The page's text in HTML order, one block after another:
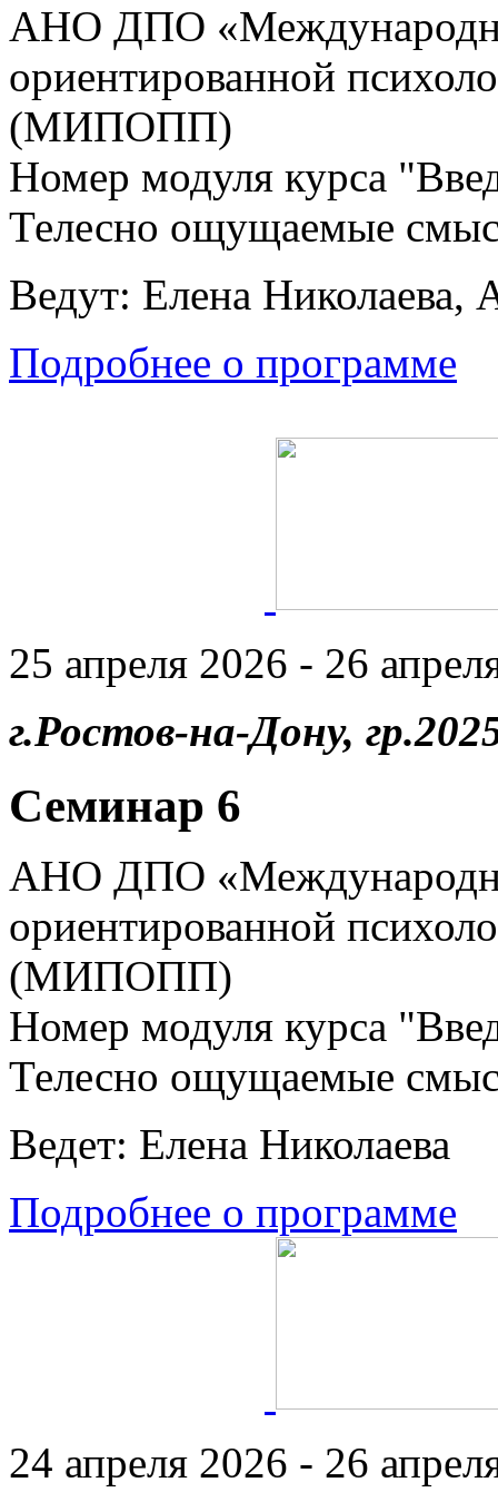
АНО ДПО
ориентированной
(МИПОПП)
Номер модуля курса
Телесно ощущаемые
Ведут: Елена Николаева,
Подробнее о программе
25 апреля 2026 - 26
г.Ростов-на-Дону,
Семинар 6
АНО ДПО
ориентированной
(МИПОПП)
Номер модуля курса
Телесно ощущаемые
Ведет: Елена Николаева
Подробнее о программе
24 апреля 2026 - 26